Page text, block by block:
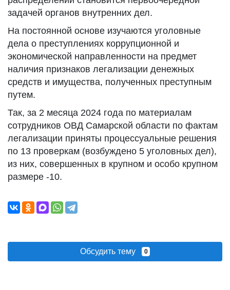
задачей органов внутренних дел.
На постоянной основе изучаются уголовные
дела о преступлениях коррупционной и
экономической направленности на предмет
наличия признаков легализации денежных
средств и имущества, полученных преступным
путем.
Так, за 2 месяца 2024 года по материалам
сотрудников ОВД Самарской области по фактам
легализации приняты процессуальные решения
по 13 проверкам (возбуждено 5 уголовных дел),
из них, совершенных в крупном и особо крупном
размере -10.
Обсудить тему 0